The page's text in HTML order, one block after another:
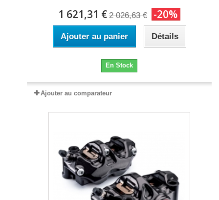
1 621,31 € 2 026,63 € -20%
Ajouter au panier Détails
En Stock
Ajouter au comparateur